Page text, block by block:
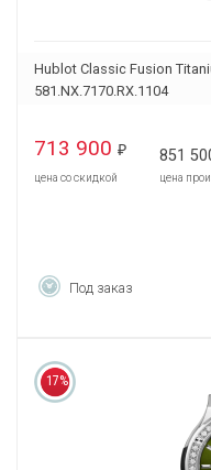
Hublot Classic Fusion
581.NX.7170.RX.1104
713 900 ₽
цена со скидкой
851
цена
Под заказ
17%